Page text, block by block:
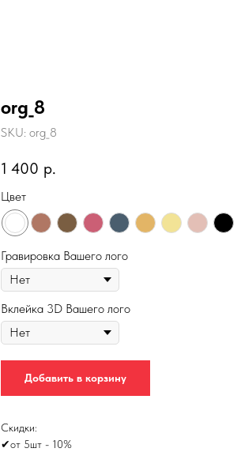
org_8
SKU: org_8
1 400 р.
Цвет
Гравировка Вашего лого
Вклейка 3D Вашего лого
Добавить в корзину
Скидки:
✔от 5шт - 10%